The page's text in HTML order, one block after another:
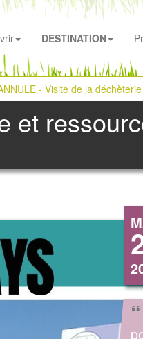
DESTINATION
- Visite de la
et
“